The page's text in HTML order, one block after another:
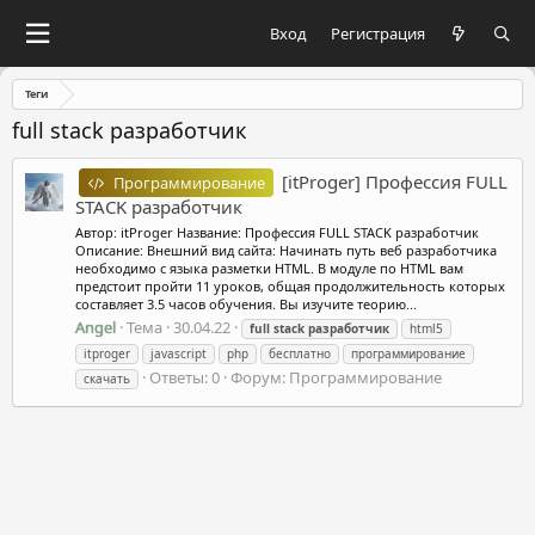
Вход Регистрация
Теги
full stack разработчик
Программирование
[itProger] Профессия FULL
STACK разработчик
Автор: itProger Название: Профессия FULL STACK разработчик
Описание: Внешний вид сайта: Начинать путь веб разработчика
необходимо с языка разметки HTML. В модуле по HTML вам
предстоит пройти 11 уроков, общая продолжительность которых
составляет 3.5 часов обучения. Вы изучите теорию...
Angel Тема 30.04.22 full stack разработчик
html5
itproger
javascript php бесплатно
программирование
скачать
Ответы: 0 Форум: Программирование